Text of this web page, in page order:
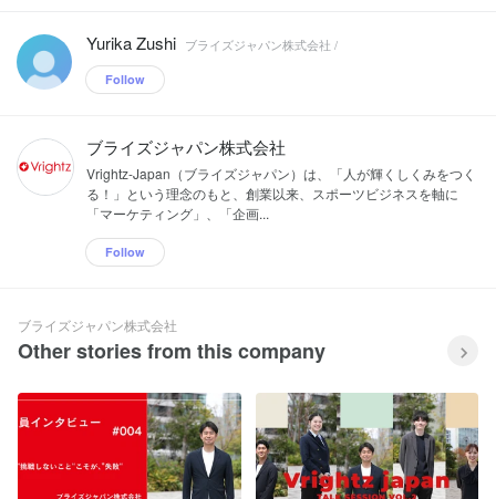
Yurika Zushi ブライズジャパン株式会社 /
Follow
ブライズジャパン株式会社
Vrightz-Japan（ブライズジャパン）は、「人が輝くしくみをつく
る！」という理念のもと、創業以来、スポーツビジネスを軸に
「マーケティング」、「企画...
Follow
ブライズジャパン株式会社
Other stories from this company